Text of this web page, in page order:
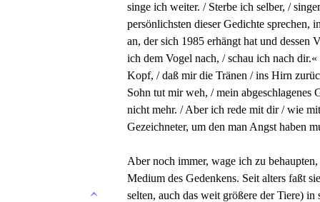
singe ich weiter. / Sterbe ich selber, /
persönlichsten dieser Gedichte sprechen,
an, der sich 1985 erhängt hat und dessen
ich dem Vogel nach, / schau ich nach
Kopf, / daß mir die Tränen / ins Hirn
Sohn tut mir weh, / mein
nicht mehr. / Aber ich rede mit dir / wie
Gezeichneter, um den man Angst haben
Aber noch immer, wage ich zu
Medium des Gedenkens. Seit alters faßt
selten, auch das weit größere der Tiere)